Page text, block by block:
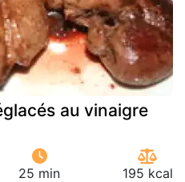
au vinaigre
25 min 195 kcal